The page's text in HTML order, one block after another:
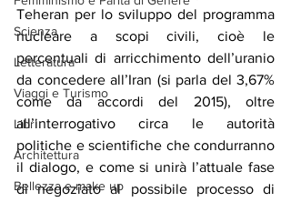
Scienza
Letteratura
Viaggi e Turismo
Libri
Architettura
Bellezza e make up
Teheran per lo sviluppo del programma
nucleare a scopi civili, cioè le
percentuali di arricchimento dell’uranio
da concedere all’Iran (si parla del 3,67%
come da accordi del 2015), oltre
all’interrogativo circa le autorità
politiche e scientifiche che condurranno
il dialogo, e come si unirà l’attuale fase
di negoziato al possibile processo di